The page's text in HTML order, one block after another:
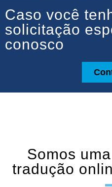
Caso você
solicitação
conosco
Somos
tradução